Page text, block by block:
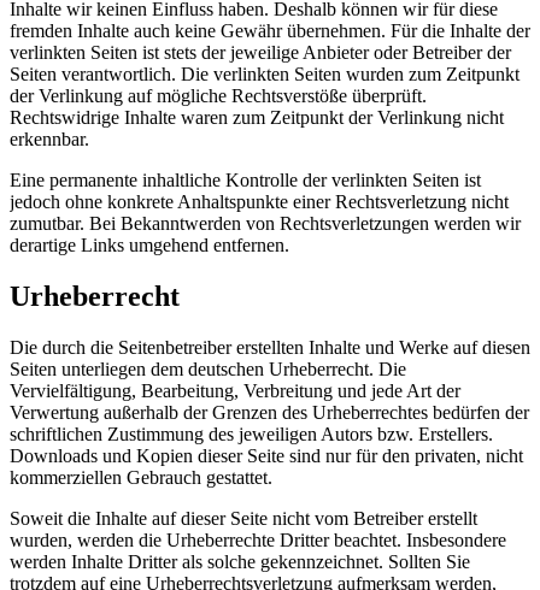
Inhalte wir keinen Einfluss haben. Deshalb können wir für diese
fremden Inhalte auch keine Gewähr übernehmen. Für die Inhalte der
verlinkten Seiten ist stets der jeweilige Anbieter oder Betreiber der
Seiten verantwortlich. Die verlinkten Seiten wurden zum Zeitpunkt
der Verlinkung auf mögliche Rechtsverstöße überprüft.
Rechtswidrige Inhalte waren zum Zeitpunkt der Verlinkung nicht
erkennbar.
Eine permanente inhaltliche Kontrolle der verlinkten Seiten ist
jedoch ohne konkrete Anhaltspunkte einer Rechtsverletzung nicht
zumutbar. Bei Bekanntwerden von Rechtsverletzungen werden wir
derartige Links umgehend entfernen.
Urheberrecht
Die durch die Seitenbetreiber erstellten Inhalte und Werke auf diesen
Seiten unterliegen dem deutschen Urheberrecht. Die
Vervielfältigung, Bearbeitung, Verbreitung und jede Art der
Verwertung außerhalb der Grenzen des Urheberrechtes bedürfen der
schriftlichen Zustimmung des jeweiligen Autors bzw. Erstellers.
Downloads und Kopien dieser Seite sind nur für den privaten, nicht
kommerziellen Gebrauch gestattet.
Soweit die Inhalte auf dieser Seite nicht vom Betreiber erstellt
wurden, werden die Urheberrechte Dritter beachtet. Insbesondere
werden Inhalte Dritter als solche gekennzeichnet. Sollten Sie
trotzdem auf eine Urheberrechtsverletzung aufmerksam werden,